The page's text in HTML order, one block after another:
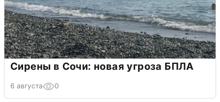
Сирены в Сочи: новая угроза БПЛА
6 августа 0